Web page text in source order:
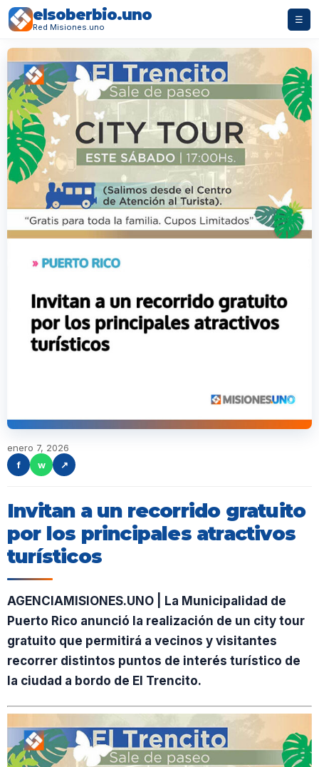
elsoberbio.uno
Red Misiones.uno
☰
enero 7, 2026
f
w ↗
Invitan a un recorrido gratuito
por los principales atractivos
turísticos
AGENCIAMISIONES.UNO | La Municipalidad de
Puerto Rico anunció la realización de un city tour
gratuito que permitirá a vecinos y visitantes
recorrer distintos puntos de interés turístico de
la ciudad a bordo de El Trencito.